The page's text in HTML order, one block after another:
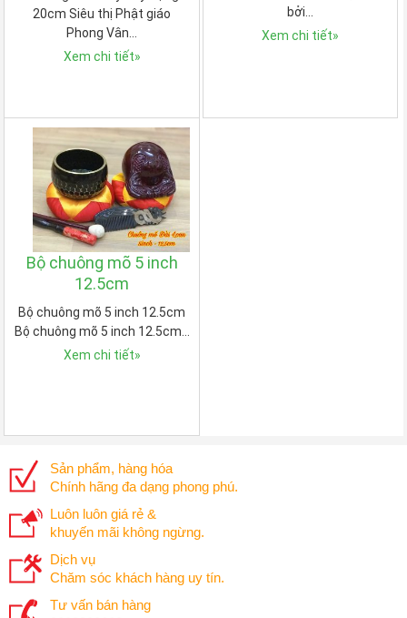
20cm Siêu thị Phật giáo
Phong Vân…
Xem chi tiết»
bởi…
Xem chi tiết»
Bộ chuông mõ 5 inch
12.5cm
Bộ chuông mõ 5 inch 12.5cm
Bộ chuông mõ 5 inch 12.5cm…
Xem chi tiết»
Sản phẩm, hàng hóa
Chính hãng đa dạng phong phú.
Luôn luôn giá rẻ &
khuyến mãi không ngừng.
Dịch vụ
Chăm sóc khách hàng uy tín.
Tư vấn bán hàng